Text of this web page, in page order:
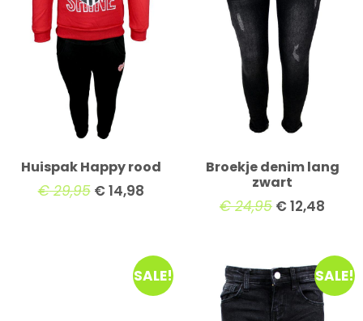
Huispak Happy rood
€29,95 €14,98
Broekje denim lang
zwart
€24,95 €12,48
SALE! SALE!